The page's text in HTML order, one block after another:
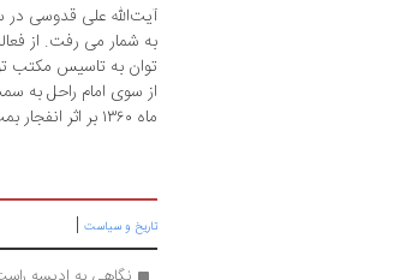
به شمار می رفت. از
توان به تاسیس مکتب
ماه ۱۳۶۰ بر اثر انفجار بمب در دفتر دادستانی توسط منافقین کوردل به شهادت رسید.
تاریخ و سیاست |